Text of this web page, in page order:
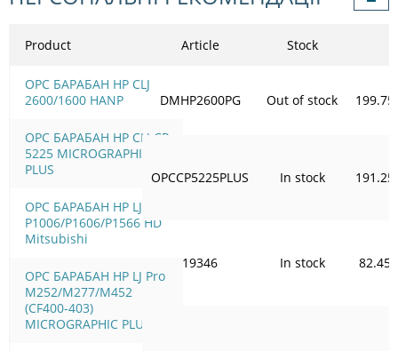
Product
OPC БАРАБАН HP CLJ
2600/1600 HANP
OPC БАРАБАН HP CLJ CP
5225 MICROGRAPHIC
PLUS
OPC БАРАБАН HP LJ
P1006/Р1606/Р1566 HD
Mitsubishi
OPC БАРАБАН HP LJ Pro
M252/M277/M452
(CF400-403)
MICROGRAPHIC PLUS
Article Stock
DMHP2600PG Out of stock 199.75
OPCCP5225PLUS In stock 191.25
19346 In stock 82.45